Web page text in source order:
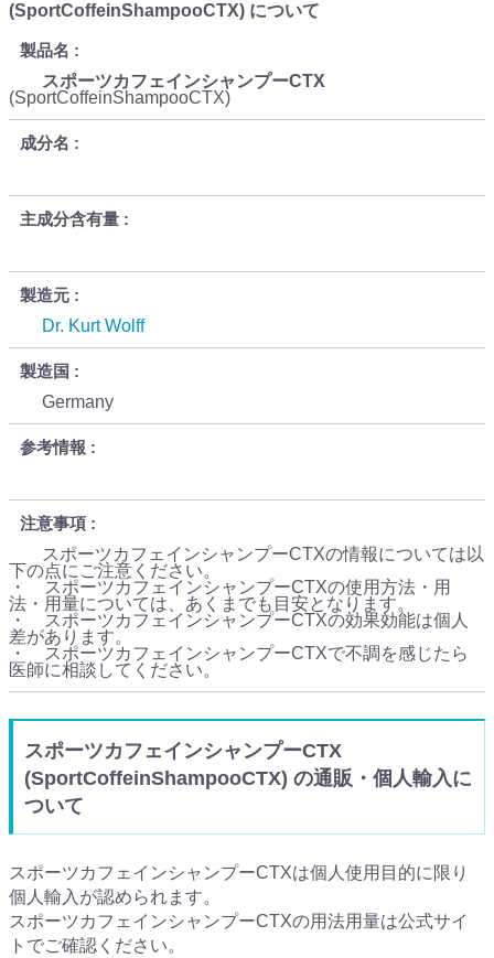
(SportCoffeinShampooCTX) について
製品名
スポーツカフェインシャンプーCTX
(SportCoffeinShampooCTX)
成分名
主成分含有量
製造元
Dr. Kurt Wolff
製造国
Germany
参考情報
注意事項
スポーツカフェインシャンプーCTXの情報については以
下の点にご注意ください。
・ スポーツカフェインシャンプーCTXの使用方法・用
法・用量については、あくまでも目安となります。
・ スポーツカフェインシャンプーCTXの効果効能は個人
差があります。
・ スポーツカフェインシャンプーCTXで不調を感じたら
医師に相談してください。
スポーツカフェインシャンプーCTX
(SportCoffeinShampooCTX) の通販・個人輸入に
ついて
スポーツカフェインシャンプーCTXは個人使用目的に限り
個人輸入が認められます。
スポーツカフェインシャンプーCTXの用法用量は公式サイ
トでご確認ください。